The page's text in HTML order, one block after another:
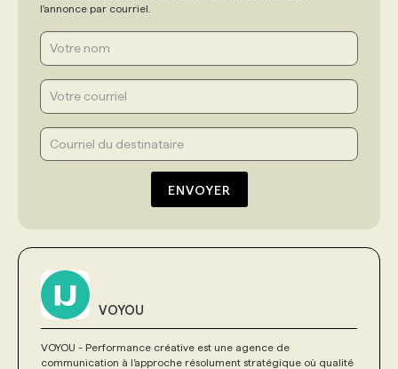
l'annonce par courriel.
ENVOYER
VOYOU
VOYOU - Performance créative est une agence de
communication à l’approche résolument stratégique où qualité